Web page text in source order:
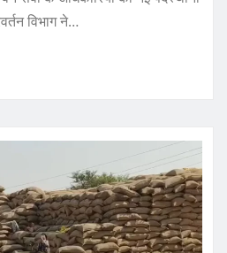
विभाग ने…